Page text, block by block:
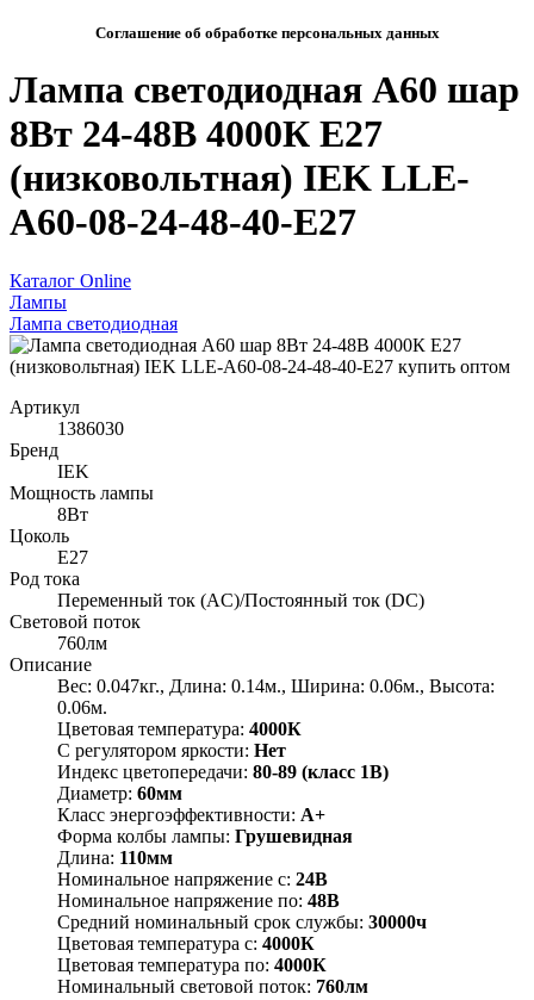
Соглашение об обработке персональных данных
Лампа светодиодная A60 шар
8Вт 24-48В 4000К E27
(низковольтная) IEK LLE-
A60-08-24-48-40-E27
Каталог Online
Лампы
Лампа светодиодная
Артикул
1386030
Бренд
IEK
Мощность лампы
8Вт
Цоколь
E27
Род тока
Переменный ток (AC)/Постоянный ток (DC)
Световой поток
760лм
Описание
Вес: 0.047кг., Длина: 0.14м., Ширина: 0.06м., Высота:
0.06м.
Цветовая температура: 4000К
С регулятором яркости: Нет
Индекс цветопередачи: 80-89 (класс 1В)
Диаметр: 60мм
Класс энергоэффективности: A+
Форма колбы лампы: Грушевидная
Длина: 110мм
Номинальное напряжение с: 24В
Номинальное напряжение по: 48В
Средний номинальный срок службы: 30000ч
Цветовая температура с: 4000К
Цветовая температура по: 4000К
Номинальный световой поток: 760лм